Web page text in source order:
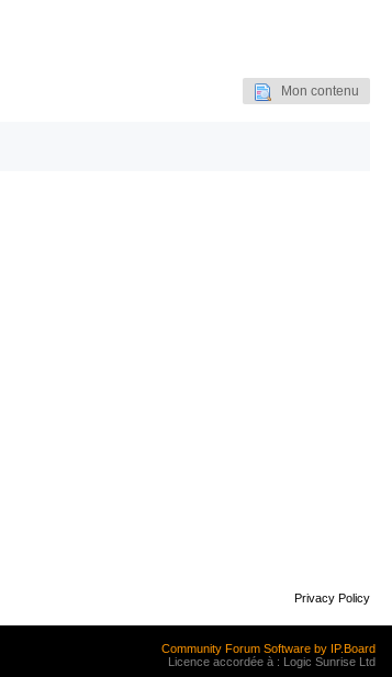
Mon contenu
Privacy Policy
Community Forum Software by IP.Board
Licence accordée à : Logic Sunrise Ltd